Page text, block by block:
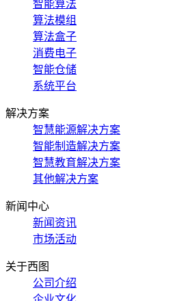
智能算法
算法模组
算法盒子
消费电子
智能仓储
系统平台
解决方案
智慧能源解决方案
智能制造解决方案
智慧教育解决方案
其他解决方案
新闻中心
新闻资讯
市场活动
关于西图
公司介绍